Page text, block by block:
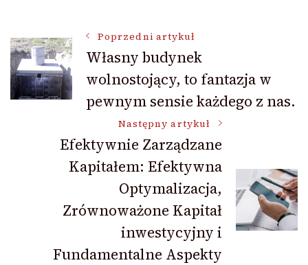
Nawigacja
wpisu
Poprzedni artykuł
Własny budynek
wolnostojący, to fantazja w
pewnym sensie każdego z nas.
Następny artykuł
Efektywnie Zarządzane
Kapitałem: Efektywna
Optymalizacja,
Zrównoważone Kapitał
inwestycyjny i
Fundamentalne Aspekty